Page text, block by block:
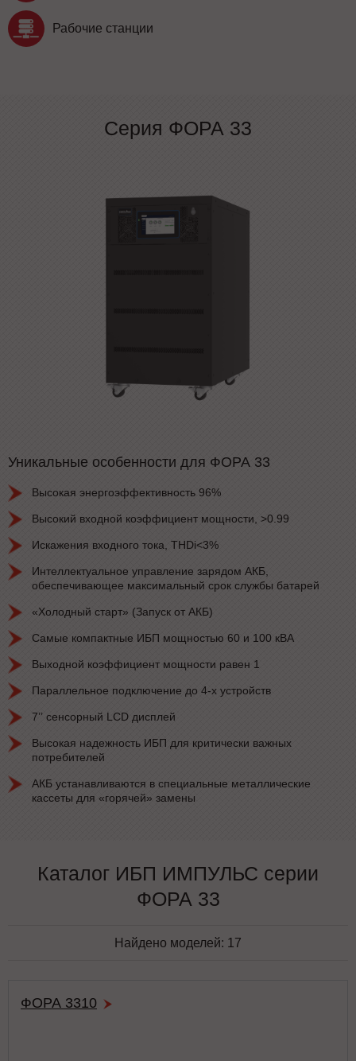
Рабочие станции
Серия ФОРА 33
Уникальные особенности для ФОРА 33
Высокая энергоэффективность 96%
Высокий входной коэффициент мощности, >0.99
Искажения входного тока, THDi<3%
Интеллектуальное управление зарядом АКБ,
обеспечивающее максимальный срок службы батарей
«Холодный старт» (Запуск от АКБ)
Самые компактные ИБП мощностью 60 и 100 кВА
Выходной коэффициент мощности равен 1
Параллельное подключение до 4-х устройств
7’’ сенсорный LCD дисплей
Высокая надежность ИБП для критически важных
потребителей
АКБ устанавливаются в специальные металлические
кассеты для «горячей» замены
Каталог ИБП ИМПУЛЬС серии
ФОРА 33
Найдено моделей: 17
ФОРА 3310